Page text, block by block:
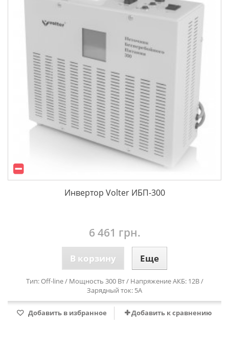
Инвертор Volter ИБП-300
6 461 грн.
В корзину Еще
Тип: Off-line / Мощность 300 Вт / Напряжение АКБ: 12В /
Зарядный ток: 5А
Добавить в избранное Добавить к сравнению